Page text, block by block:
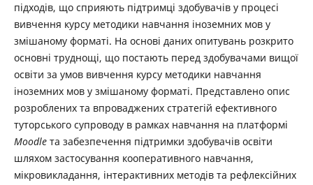
підходів, що сприяють підтримці здобувачів у процесі
вивчення курсу методики навчання іноземних мов у
змішаному форматі. На основі даних опитувань розкрито
основні труднощі, що постають перед здобувачами вищої
освіти за умов вивчення курсу методики навчання
іноземних мов у змішаному форматі. Представлено опис
розроблених та впроваджених стратегій ефективного
туторського супроводу в рамках навчання на платформі
Moodleта забезпечення підтримки здобувачів освіти
шляхом застосування кооперативного навчання,
мікровикладання, інтерактивних методів та рефлексійних